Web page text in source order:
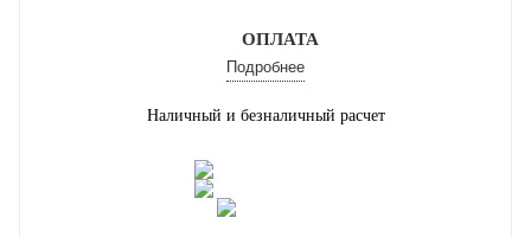
ОПЛАТА
Подробнее
Наличный и безналичный расчет